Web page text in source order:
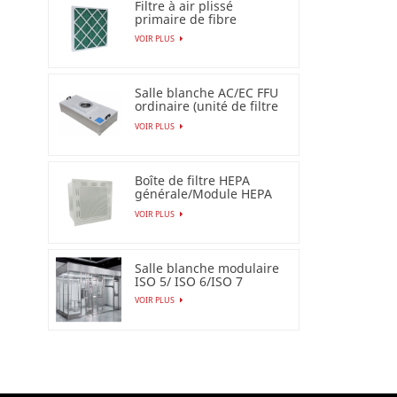
Filtre à air plissé
primaire de fibre
synthétique pour
industriel
VOIR PLUS
Salle blanche AC/EC FFU
ordinaire (unité de filtre
de ventilateur)
VOIR PLUS
Boîte de filtre HEPA
générale/Module HEPA
terminal
VOIR PLUS
Salle blanche modulaire
ISO 5/ ISO 6/ISO 7
VOIR PLUS